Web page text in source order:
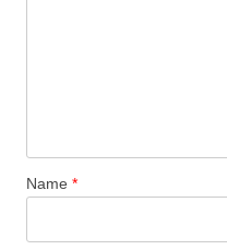
Name *